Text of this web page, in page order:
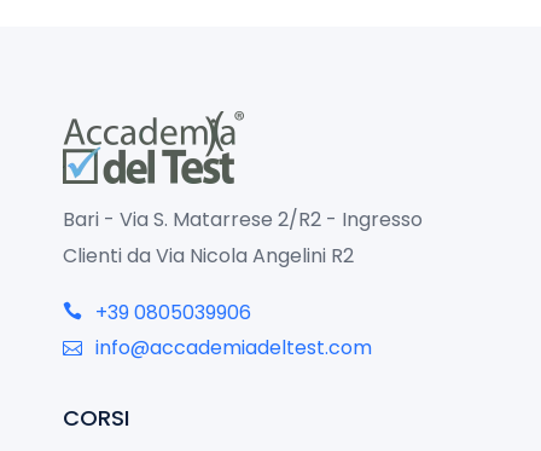
Bari - Via S. Matarrese 2/R2 - Ingresso
Clienti da Via Nicola Angelini R2
+39 0805039906
info@accademiadeltest.com
CORSI